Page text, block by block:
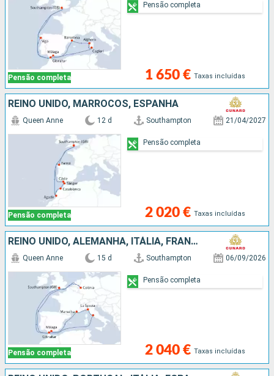
Pensão completa 1 650 € Taxas incluídas
Pensão completa
REINO UNIDO, MARROCOS, ESPANHA
Pensão completa
Queen Anne 12 d Southampton 21/04/2027
2 020 € Taxas incluídas
Pensão completa
REINO UNIDO, ALEMANHA, ITÁLIA, FRANÇA, ESPANHA, GIBRALTAR
Pensão completa
Queen Anne 15 d Southampton 06/09/2026
2 040 € Taxas incluídas
Pensão completa